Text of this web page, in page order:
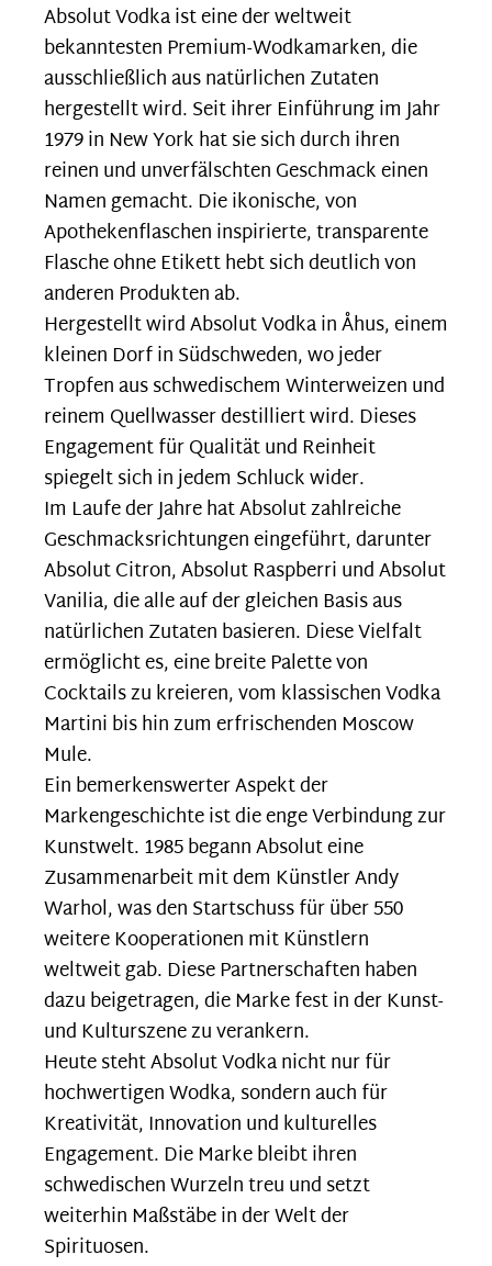
Absolut Vodka ist eine der weltweit
bekanntesten Premium-Wodkamarken, die
ausschließlich aus natürlichen Zutaten
hergestellt wird. Seit ihrer Einführung im Jahr
1979 in New York hat sie sich durch ihren
reinen und unverfälschten Geschmack einen
Namen gemacht. Die ikonische, von
Apothekenflaschen inspirierte, transparente
Flasche ohne Etikett hebt sich deutlich von
anderen Produkten ab.
Hergestellt wird Absolut Vodka in Åhus, einem
kleinen Dorf in Südschweden, wo jeder
Tropfen aus schwedischem Winterweizen und
reinem Quellwasser destilliert wird. Dieses
Engagement für Qualität und Reinheit
spiegelt sich in jedem Schluck wider.
Im Laufe der Jahre hat Absolut zahlreiche
Geschmacksrichtungen eingeführt, darunter
Absolut Citron, Absolut Raspberri und Absolut
Vanilia, die alle auf der gleichen Basis aus
natürlichen Zutaten basieren. Diese Vielfalt
ermöglicht es, eine breite Palette von
Cocktails zu kreieren, vom klassischen Vodka
Martini bis hin zum erfrischenden Moscow
Mule.
Ein bemerkenswerter Aspekt der
Markengeschichte ist die enge Verbindung zur
Kunstwelt. 1985 begann Absolut eine
Zusammenarbeit mit dem Künstler Andy
Warhol, was den Startschuss für über 550
weitere Kooperationen mit Künstlern
weltweit gab. Diese Partnerschaften haben
dazu beigetragen, die Marke fest in der Kunst-
und Kulturszene zu verankern.
Heute steht Absolut Vodka nicht nur für
hochwertigen Wodka, sondern auch für
Kreativität, Innovation und kulturelles
Engagement. Die Marke bleibt ihren
schwedischen Wurzeln treu und setzt
weiterhin Maßstäbe in der Welt der
Spirituosen.